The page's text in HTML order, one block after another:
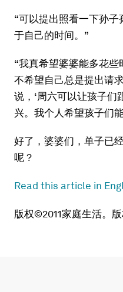
“可以提出照看一下孙
于自己的时间。”
“我真希望婆婆能多花
不希望自己总是提出请
说，‘周六可以让孩子们
兴。我个人希望孩子们
好了，婆婆们，单子已
呢？
Read this article in
版权©2011家庭生活。版